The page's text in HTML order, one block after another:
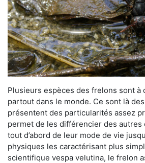
Plusieurs espèces des frelons sont à
partout dans le monde. Ce sont là
présentent des particularités assez
permet de les différencier des autres
tout d’abord de leur mode de vie
physiques les caractérisant plus
scientifique vespa velutina, le frelon